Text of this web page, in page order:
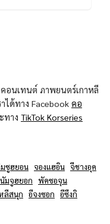
อนเทนต์ ภาพยนตร์เกาหลี
ได้ทาง Facebook คอ
ทาง TikTok Korseries
ซูฮยอน จองแฮอิน จีชางอุค
นัมจูฮยอก พัคซอจุน
ลีสนุก อีจงซอก อีซึงกิ